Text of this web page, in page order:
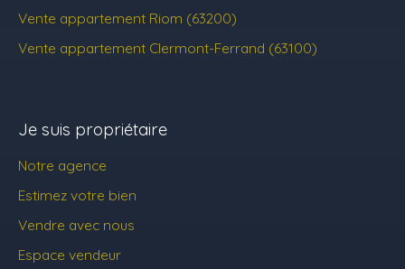
Vente appartement Riom (63200)
Vente appartement Clermont-Ferrand (63100)
Je suis propriétaire
Notre agence
Estimez votre bien
Vendre avec nous
Espace vendeur